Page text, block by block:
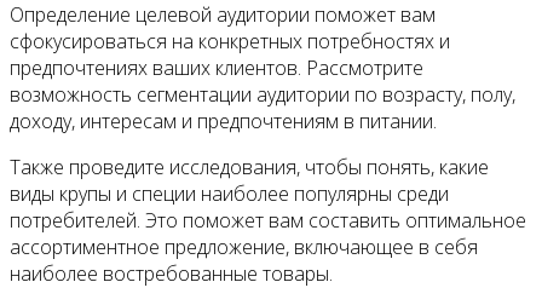
Определение целевой аудитории поможет вам
сфокусироваться на конкретных потребностях и
предпочтениях ваших клиентов. Рассмотрите
возможность сегментации аудитории по возрасту, полу,
доходу, интересам и предпочтениям в питании.
Также проведите исследования, чтобы понять, какие
виды крупы и специи наиболее популярны среди
потребителей. Это поможет вам составить оптимальное
ассортиментное предложение, включающее в себя
наиболее востребованные товары.